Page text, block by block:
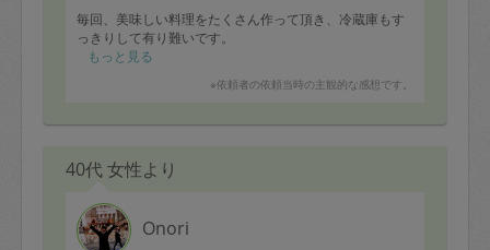
毎回、美味しい料理をたくさん作って頂き、冷蔵庫もす
っきりして有り難いです。
本日早速、さつまいものサラダ、野菜・鶏肉のスープな
もっと見る
※依頼者の依頼当時の主観的な感想です。
40代 女性より
Onori